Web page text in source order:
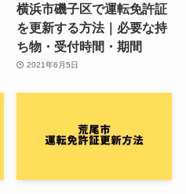
横浜市磯子区で運転免許証
を更新する方法｜必要な持
ち物・受付時間・期間
2021年6月5日